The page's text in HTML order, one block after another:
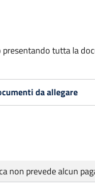
tutta la
da allegare
non prevede alcun